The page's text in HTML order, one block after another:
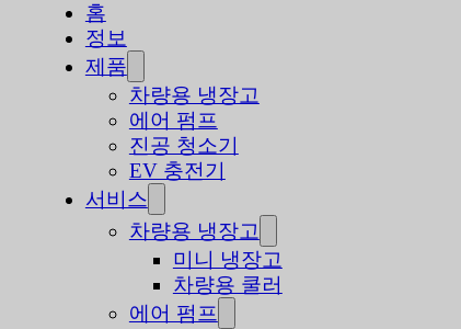
홈
정보
제품
차량용 냉장고
에어 펌프
진공 청소기
EV 충전기
서비스
차량용 냉장고
미니 냉장고
차량용 쿨러
에어 펌프